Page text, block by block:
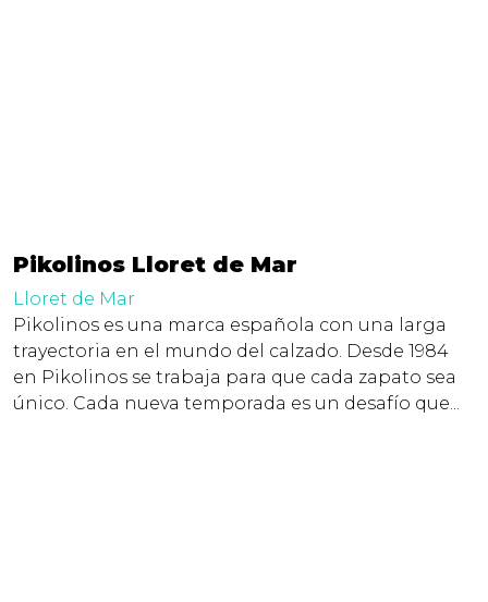
Pikolinos Lloret de Mar
Lloret de Mar
Pikolinos es una marca española con una larga
trayectoria en el mundo del calzado. Desde 1984
en Pikolinos se trabaja para que cada zapato sea
único. Cada nueva temporada es un desafío que...